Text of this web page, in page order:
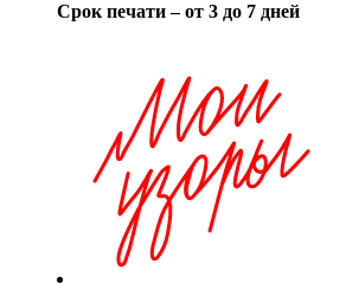
Срок печати – от 3 до 7 дней